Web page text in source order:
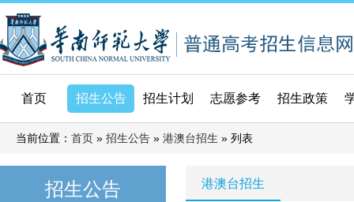
首页 招生公告 招生计划 志愿参考 招生政策
当前位置： 首页 » 招生公告 » 港澳台招生 » 列表
招生公告 港澳台招生